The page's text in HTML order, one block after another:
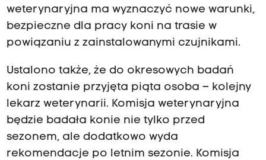
weterynaryjna ma wyznaczyć nowe warunki,
bezpieczne dla pracy koni na trasie w
powiązaniu z zainstalowanymi czujnikami.
Ustalono także, że do okresowych badań
koni zostanie przyjęta piąta osoba – kolejny
lekarz weterynarii. Komisja weterynaryjna
będzie badała konie nie tylko przed
sezonem, ale dodatkowo wyda
rekomendacje po letnim sezonie. Komisja